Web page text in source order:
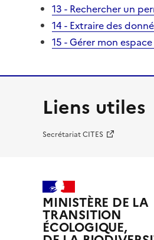
13 - Rechercher un
14 - Extraire des
15 - Gérer mon
Liens utiles
Secrétariat CITES
MINISTÈRE DE LA
TRANSITION
ÉCOLOGIQUE,